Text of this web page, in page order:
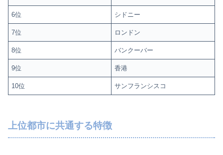
6位 シドニー
7位 ロンドン
8位 バンクーバー
9位 香港
10位 サンフランシスコ
上位都市に共通する特徴